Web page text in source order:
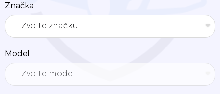
Značka
Model